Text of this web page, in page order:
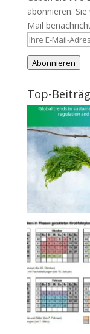
abonnieren.
Mail
Ihre
E-
Mail-
Abonnieren
Top-